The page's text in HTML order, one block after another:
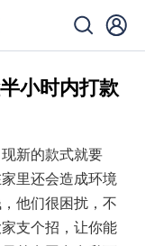
小时内打款
新的款式就要
里还会造成环境
他们很困扰，不
支个招，让你能